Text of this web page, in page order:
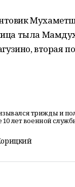
тыла
вторая
трижды и
10 лет военной